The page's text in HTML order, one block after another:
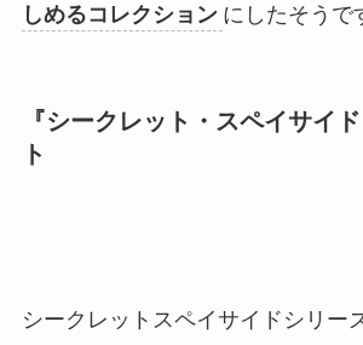
しめるコレクション にしたそうで
『シークレット・スペイサイ
ト
シークレットスペイサイドシリー